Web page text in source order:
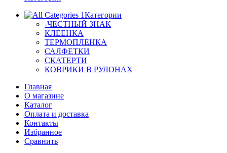
Категории
-ЧЕСТНЫЙ ЗНАК
КЛЕЕНКА
ТЕРМОПЛЕНКА
САЛФЕТКИ
СКАТЕРТИ
КОВРИКИ В РУЛОНАХ
Главная
О магазине
Каталог
Оплата и доставка
Контакты
Избранное
Сравнить